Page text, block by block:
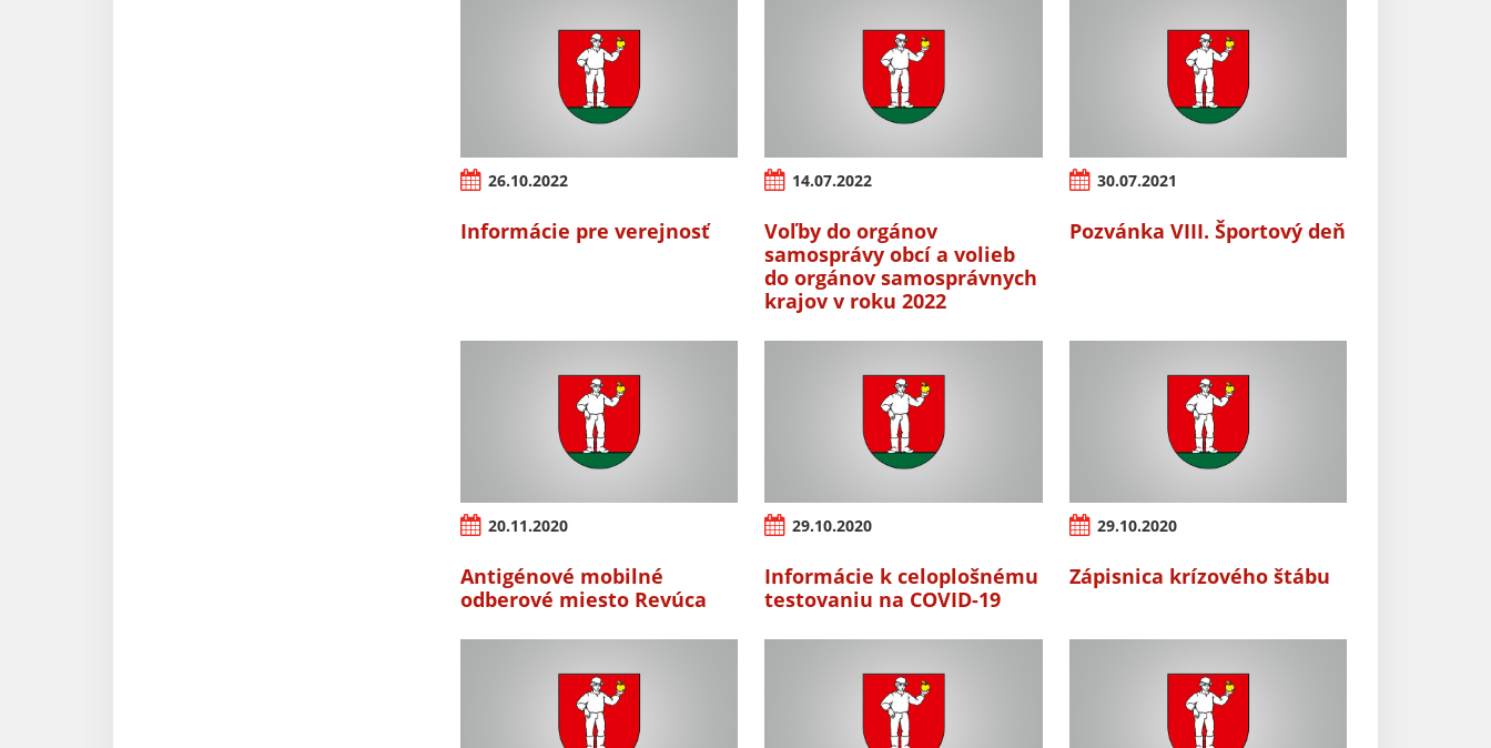
26.10.2022
Informácie pre verejnosť
14.07.2022
Voľby do orgánov
samosprávy obcí a volieb
do orgánov samosprávnych
krajov v roku 2022
30.07.2021
Pozvánka VIII. Športový deň
20.11.2020
Antigénové mobilné
odberové miesto Revúca
29.10.2020
Informácie k celoplošnému
testovaniu na COVID-19
29.10.2020
Zápisnica krízového štábu